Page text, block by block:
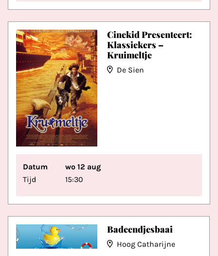
Cinekid Presenteert:
Klassiekers –
Kruimeltje
De Sien
Datum
wo 12 aug
Tijd
15:30
Badeendjesbaai
Hoog Catharijne